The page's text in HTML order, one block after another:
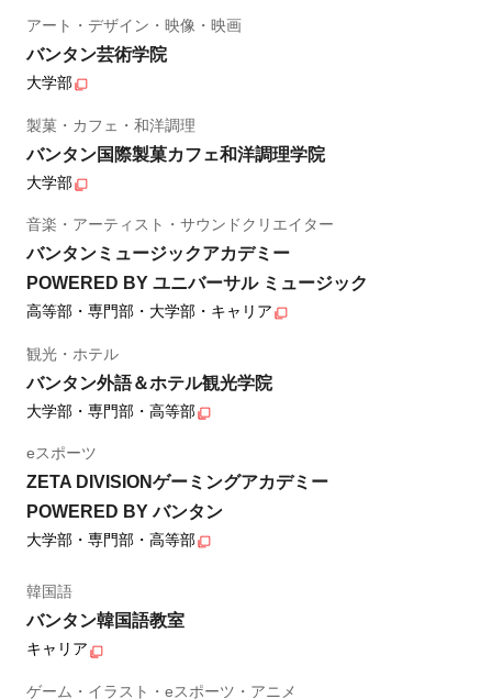
アート・デザイン・映像・映画
バンタン芸術学院
大学部
製菓・カフェ・和洋調理
バンタン国際製菓カフェ和洋調理学院
大学部
音楽・アーティスト・サウンドクリエイター
バンタンミュージックアカデミー
POWERED BY ユニバーサル ミュージック
高等部・専門部・大学部・キャリア
観光・ホテル
バンタン外語＆ホテル観光学院
大学部・専門部・高等部
eスポーツ
ZETA DIVISIONゲーミングアカデミー
POWERED BY バンタン
大学部・専門部・高等部
韓国語
バンタン韓国語教室
キャリア
ゲーム・イラスト・eスポーツ・アニメ